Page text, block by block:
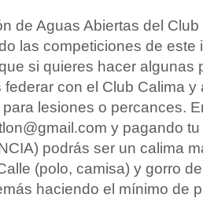
de Aguas Abiertas del
las competiciones de este
si quieres hacer algunas
federar con el Club Calima
lesiones o percances.
y pagando
podrás ser un calima
(polo, camisa) y gorro
haciendo el mínimo de